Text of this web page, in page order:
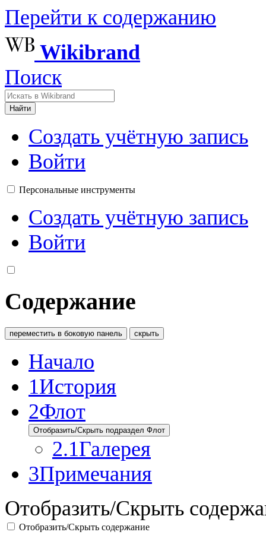
Перейти к содержанию
Wikibrand
Поиск
Найти
Создать учётную запись
Войти
Персональные инструменты
Создать учётную запись
Войти
Содержание
переместить в боковую панель скрыть
Начало
1История
2Флот
Отобразить/Скрыть подраздел Флот
2.1Галерея
3Примечания
Отобразить/Скрыть
Отобразить/Скрыть содержание